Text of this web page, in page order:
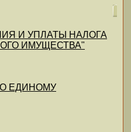
И УПЛАТЫ НАЛОГА
ИМУЩЕСТВА"
ЕДИНОМУ